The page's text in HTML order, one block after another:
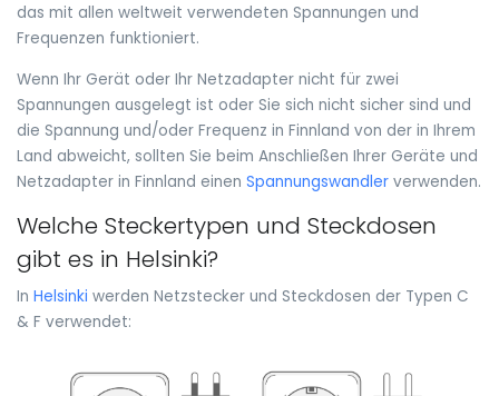
das mit allen weltweit verwendeten Spannungen und
Frequenzen funktioniert.
Wenn Ihr Gerät oder Ihr Netzadapter nicht für zwei
Spannungen ausgelegt ist oder Sie sich nicht sicher sind und
die Spannung und/oder Frequenz in Finnland von der in Ihrem
Land abweicht, sollten Sie beim Anschließen Ihrer Geräte und
Netzadapter in Finnland einen Spannungswandler verwenden.
Welche Steckertypen und Steckdosen
gibt es in Helsinki?
In Helsinki werden Netzstecker und Steckdosen der Typen C
& F verwendet: